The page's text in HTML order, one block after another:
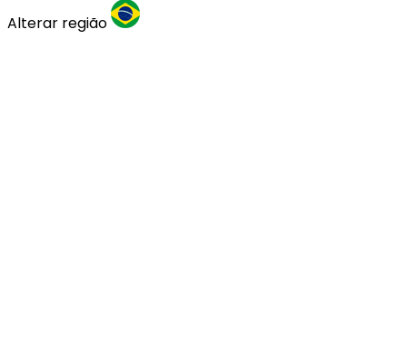
Alterar região